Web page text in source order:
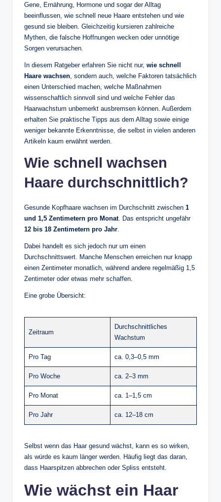
Gene, Ernährung, Hormone und sogar der Alltag
beeinflussen, wie schnell neue Haare entstehen und wie
gesund sie bleiben. Gleichzeitig kursieren zahlreiche
Mythen, die falsche Hoffnungen wecken oder unnötige
Sorgen verursachen.
In diesem Ratgeber erfahren Sie nicht nur, wie schnell
Haare wachsen , sondern auch, welche Faktoren tatsächlich
einen Unterschied machen, welche Maßnahmen
wissenschaftlich sinnvoll sind und welche Fehler das
Haarwachstum unbemerkt ausbremsen können. Außerdem
erhalten Sie praktische Tipps aus dem Alltag sowie einige
weniger bekannte Erkenntnisse, die selbst in vielen anderen
Artikeln kaum erwähnt werden.
Wie schnell wachsen
Haare durchschnittlich?
Gesunde Kopfhaare wachsen im Durchschnitt zwischen 1
und 1,5 Zentimetern pro Monat. Das entspricht ungefähr
12 bis 18 Zentimetern pro Jahr
Dabei handelt es sich jedoch nur um einen
Durchschnittswert. Manche Menschen erreichen nur knapp
einen Zentimeter monatlich, während andere regelmäßig 1,5
Zentimeter oder etwas mehr schaffen.
Eine grobe Übersicht:
Zeitraum
Durchschnittliches
Wachstum
Pro Tag ca. 0,3–0,5 mm
Pro Woche ca. 2–3 mm
Pro Monat ca. 1–1,5 cm
Pro Jahr ca. 12–18 cm
Selbst wenn das Haar gesund wächst, kann es so wirken,
als würde es kaum länger werden. Häufig liegt das daran,
dass Haarspitzen abbrechen oder Spliss entsteht.
Wie wächst ein Haar